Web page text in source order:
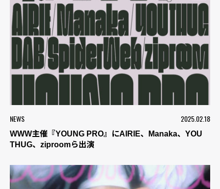
NEWS 2025.02.18
WWW主催『YOUNG PRO』にAIRIE、Manaka、YOU
THUG、ziproomら出演